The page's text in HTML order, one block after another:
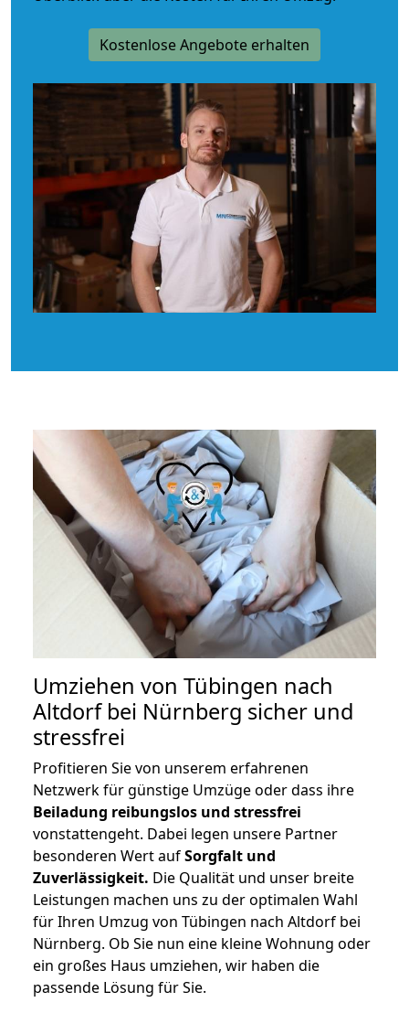
Kostenlose Angebote erhalten
Umziehen von Tübingen nach
Altdorf bei Nürnberg sicher und
stressfrei
Profitieren Sie von unserem erfahrenen
Netzwerk für günstige Umzüge oder dass ihre
Beiladung reibungslos und stressfrei
vonstattengeht. Dabei legen unsere Partner
besonderen Wert aufSorgfalt und
Zuverlässigkeit. Die Qualität und unser breite
Leistungen machen uns zu der optimalen Wahl
für Ihren Umzug von Tübingen nach Altdorf bei
Nürnberg. Ob Sie nun eine kleine Wohnung oder
ein großes Haus umziehen, wir haben die
passende Lösung für Sie.